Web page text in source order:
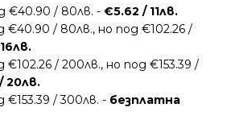
€40.90 / 80лв. - €5.62 / 11лв.
€40.90 / 80лв., но под €102.26 /
€102.26 / 200лв., но под €153.39 /
20лв.
€153.39 / 300лв. - безплатна